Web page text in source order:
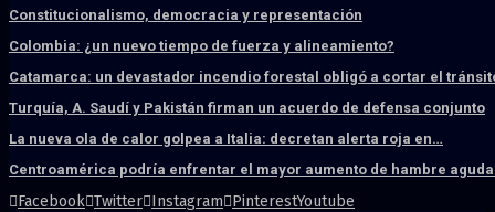
Constitucionalismo, democracia y representación
Colombia: ¿un nuevo tiempo de fuerza y alineamiento?
Catamarca: un devastador incendio forestal obligó a cortar el
Turquía, A. Saudí y Pakistán firman un acuerdo de defensa conjunto
La nueva ola de calor golpea a Italia: decretan alerta roja en…
Centroamérica podría enfrentar el mayor aumento de hambre
Facebook Twitter Instagram PinterestYoutube